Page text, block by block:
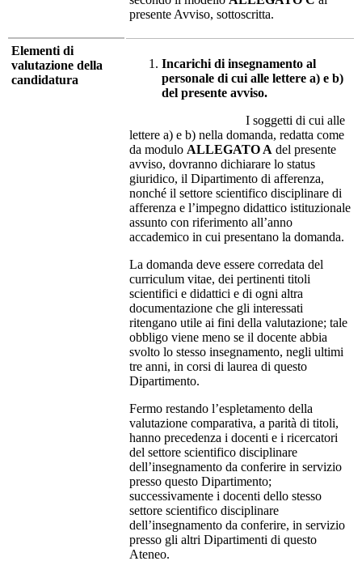
presente Avviso, sottoscritta.
Elementi di
valutazione della
candidatura
Incarichi di insegnamento al
personale di cui alle lettere a) e b)
del presente avviso.
I soggetti di cui alle
lettere a) e b) nella domanda, redatta come
da modulo ALLEGATO A del presente
avviso, dovranno dichiarare lo status
giuridico, il Dipartimento di afferenza,
nonché il settore scientifico disciplinare di
afferenza e l’impegno didattico istituzionale
assunto con riferimento all’anno
accademico in cui presentano la domanda.
La domanda deve essere corredata del
curriculum vitae, dei pertinenti titoli
scientifici e didattici e di ogni altra
documentazione che gli interessati
ritengano utile ai fini della valutazione; tale
obbligo viene meno se il docente abbia
svolto lo stesso insegnamento, negli ultimi
tre anni, in corsi di laurea di questo
Dipartimento.
Fermo restando l’espletamento della
valutazione comparativa, a parità di titoli,
hanno precedenza i docenti e i ricercatori
del settore scientifico disciplinare
dell’insegnamento da conferire in servizio
presso questo Dipartimento;
successivamente i docenti dello stesso
settore scientifico disciplinare
dell’insegnamento da conferire, in servizio
presso gli altri Dipartimenti di questo
Ateneo.